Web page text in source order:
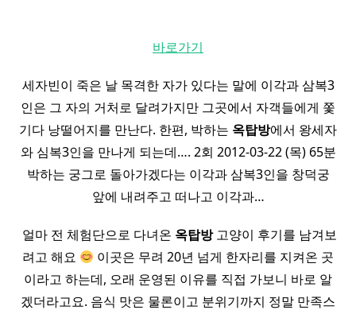
바로가기
세자빈이 죽은 날 목격한 자가 있다는 말에 이각과 삼복3
인은 그 자의 거처로 달려가지만 그곳에서 자객들에게 쫓
기다 낭떨어지를 만난다. 한편, 박하는 옥탑방에서 왕세자
와 심복3인을 만나게 되는데…. 2회 2012-03-22 (목) 65분
박하는 궁그로 돌아가겠다는 이각과 삼복3인을 창덕궁
앞에 내려주고 떠나고 이각과…
​ 얼마 전 체험단으로 다녀온 옥탑방고양이 후기를 남겨보
려고 해요
이곳은 무려 20년 넘게 한자리를 지켜온 곳
이라고 하는데, 오래 운영된 이유를 직접 가보니 바로 알
겠더라고요. 음식 맛은 물론이고 분위기까지 정말 만족스